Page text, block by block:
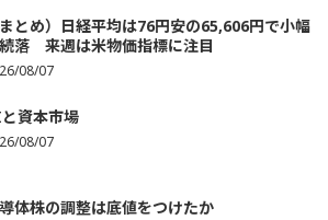
まとめ）日経平均は76円安の65,606円で小幅
落 来週は米物価指標に注目
08/07
資本市場
08/07
体株の調整は底値をつけたか